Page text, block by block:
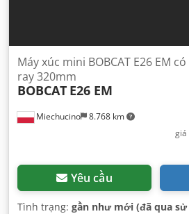
Miechucino 8.768 km
Máy xúc mini BOBCAT E26 EM
ray 320mm
BOBCAT E26 EM
giá
Yêu cầu
Tình trạng: gần như mới (đã qua